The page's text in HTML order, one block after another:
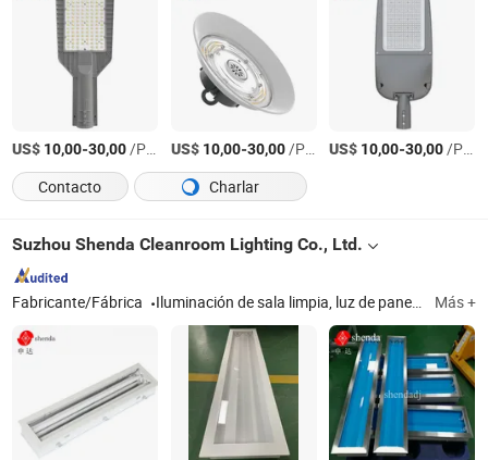
US$ 10,00-30,00/Pieza US$ 10,00-30,00/Pieza US$ 10,00-30,00/Pieza
Contacto
Charlar
Suzhou Shenda Cleanroom Lighting Co., Ltd.
Fabricante/Fábrica Iluminación de sala limpia, luz de panel LED, luminaria de sala limpia, accesorios de luz, fittings de luz Más +